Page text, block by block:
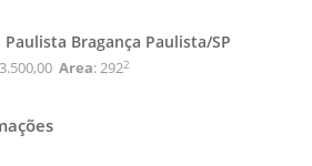
Paulista Bragança Paulista/SP
Area: 2922